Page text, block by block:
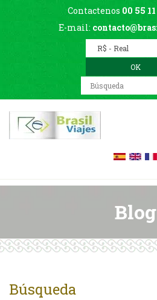
Contactenos 00 55
E-mail:
Blog
Búsqueda